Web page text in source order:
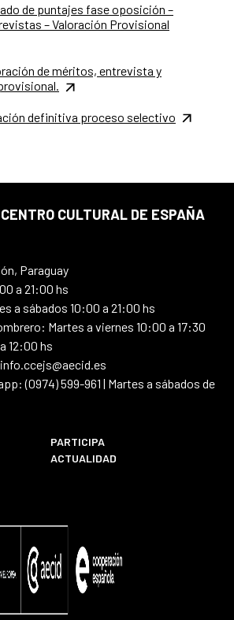
de puntajes fase oposición –
– Valoración Provisional
de méritos, entrevista y
definitiva proceso selectivo
CULTURAL DE ESPAÑA
Paraguay
a 21:00 hs
a sábados 10:00 a 21:00 hs
Martes a viernes 10:00 a 17:30
12:00 hs
(0974) 599-961 | Martes a sábados de
PARTICIPA
ACTUALIDAD